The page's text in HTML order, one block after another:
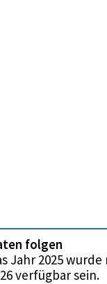
folgen
Jahr 2025
verfügbar sein.